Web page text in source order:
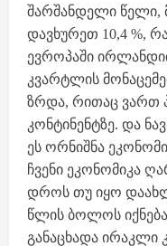
შარშანდელი წელი,
დავხურეთ 10,4 %,
ევროპაში
კვარტლის
ზრდა, რითაც ვართ
კონტინენტზე. და
ეს ორნიშნა
ჩვენი ეკონომიკა
დროს თუ იყო
წლის ბოლოს
განაცხადა ირაკლი